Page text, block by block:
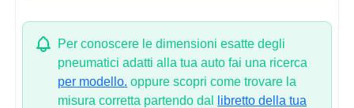
Per conoscere le dimensioni esatte degli
pneumatici adatti alla tua auto fai una ricerca
per modello. oppure scopri come trovare la
misura corretta partendo dal
libretto della tua